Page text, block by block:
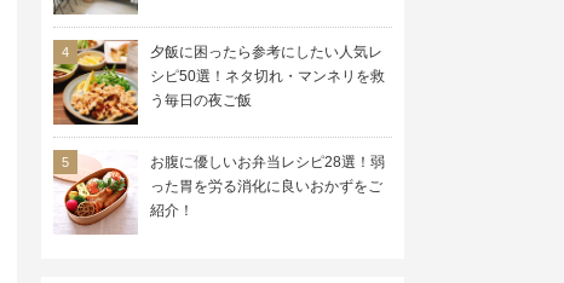
夕飯に困ったら参考にしたい人気レ
シピ50選！ネタ切れ・マンネリを救
う毎日の夜ご飯
お腹に優しいお弁当レシピ28選！弱
った胃を労る消化に良いおかずをご
紹介！